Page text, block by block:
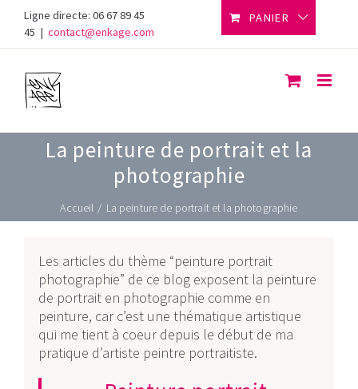
content
Ligne directe: 06 67 89 45
45 | contact@enkage.com
PANIER
La peinture de portrait et la
photographie
Accueil / La peinture de portrait et la photographie
Les articles du thème “peinture portrait
photographie” de ce blog exposent la peinture
de portrait en photographie comme en
peinture, car c’est une thématique artistique
qui me tient à coeur depuis le début de ma
pratique d’artiste peintre portraitiste.